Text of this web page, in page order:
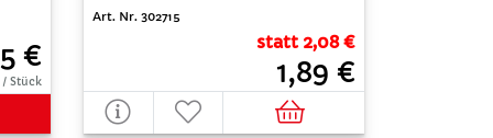
€
/ Stück
Art. Nr. 302715
statt 2,08 €
1,89 €